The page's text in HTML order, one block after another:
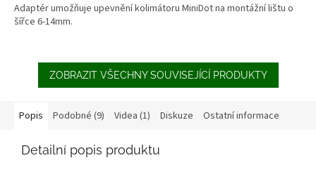
Adaptér umožňuje upevnění kolimátoru MiniDot na montážní lištu o
šířce 6-14mm.
ZOBRAZIT VŠECHNY SOUVISEJÍCÍ PRODUKTY
Popis Podobné (9) Videa (1) Diskuze Ostatní informace
Detailní popis produktu